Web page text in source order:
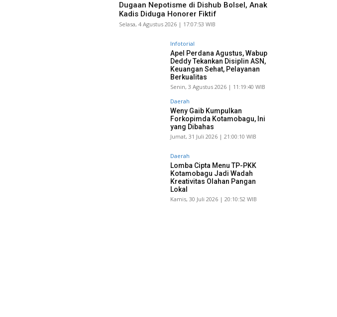
Dugaan Nepotisme di Dishub Bolsel, Anak
Kadis Diduga Honorer Fiktif
Selasa, 4 Agustus 2026 | 17:07:53 WIB
Infotorial
Apel Perdana Agustus, Wabup
Deddy Tekankan Disiplin ASN,
Keuangan Sehat, Pelayanan
Berkualitas
Senin, 3 Agustus 2026 | 11:19:40 WIB
Daerah
Weny Gaib Kumpulkan
Forkopimda Kotamobagu, Ini
yang Dibahas
Jumat, 31 Juli 2026 | 21:00:10 WIB
Daerah
Lomba Cipta Menu TP-PKK
Kotamobagu Jadi Wadah
Kreativitas Olahan Pangan
Lokal
Kamis, 30 Juli 2026 | 20:10:52 WIB